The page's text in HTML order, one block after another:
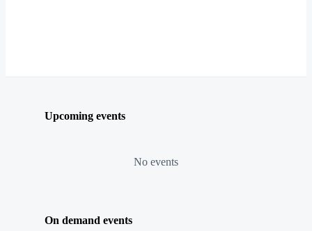
Upcoming events
No events
On demand events